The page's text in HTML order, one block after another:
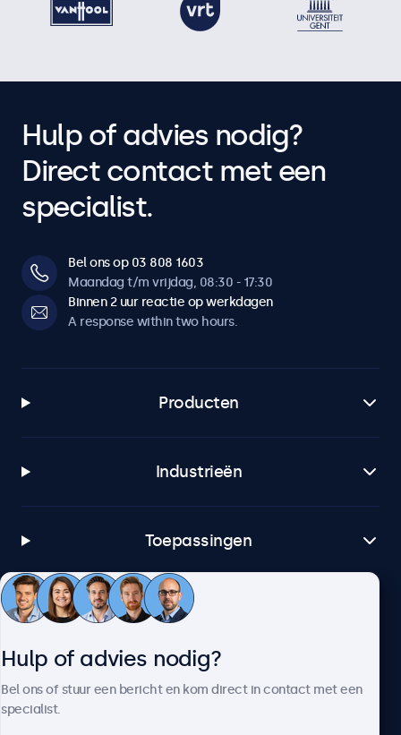
Hulp of advies nodig?
Direct contact met een
specialist.
Bel ons op 03 808 1603
Maandag t/m vrijdag, 08:30 - 17:30
Binnen 2 uur reactie op werkdagen
A response within two hours.
Producten
Industrieën
Toepassingen
Klantenservice
Hulp of advies nodig?
Bel ons of stuur een bericht en kom direct in contact met een
specialist.